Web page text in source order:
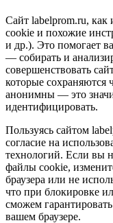
Сайт labelprom.ru, как
cookie и похожие
и др.). Это помогает
— собирать и
совершенствовать
которые сохраняются
анонимны — это
идентифицировать.
Пользуясь сайтом
согласие на
технологий. Если вы
файлы cookie,
браузера или не
что при блокировке
сможем
вашем браузере.